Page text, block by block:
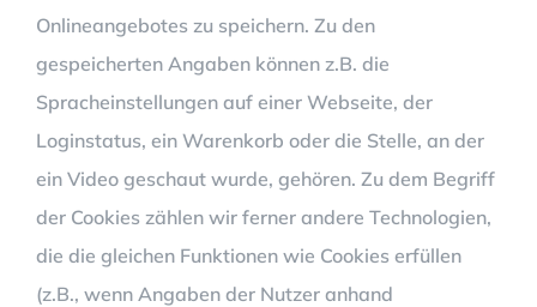
Onlineangebotes zu speichern. Zu den
gespeicherten Angaben können z.B. die
Spracheinstellungen auf einer Webseite, der
Loginstatus, ein Warenkorb oder die Stelle, an der
ein Video geschaut wurde, gehören. Zu dem Begriff
der Cookies zählen wir ferner andere Technologien,
die die gleichen Funktionen wie Cookies erfüllen
(z.B., wenn Angaben der Nutzer anhand